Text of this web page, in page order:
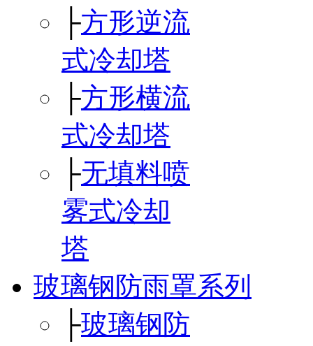
├方形逆流
式冷却塔
├方形横流
式冷却塔
├无填料喷
雾式冷却
塔
玻璃钢防雨罩系列
├玻璃钢防